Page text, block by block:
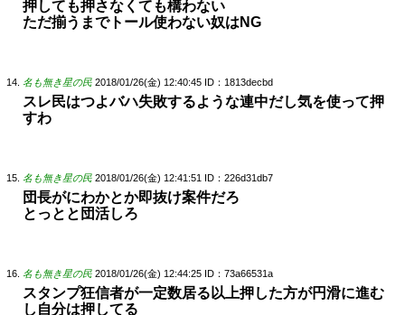
押しても押さなくても構わない
ただ揃うまでトール使わない奴はNG
名も無き星の民 2018/01/26(金) 12:40:45 ID：1813decbd
スレ民はつよバハ失敗するような連中だし気を使って押
すわ
名も無き星の民 2018/01/26(金) 12:41:51 ID：226d31db7
団長がにわかとか即抜け案件だろ
とっとと団活しろ
名も無き星の民 2018/01/26(金) 12:44:25 ID：73a66531a
スタンプ狂信者が一定数居る以上押した方が円滑に進む
し自分は押してる